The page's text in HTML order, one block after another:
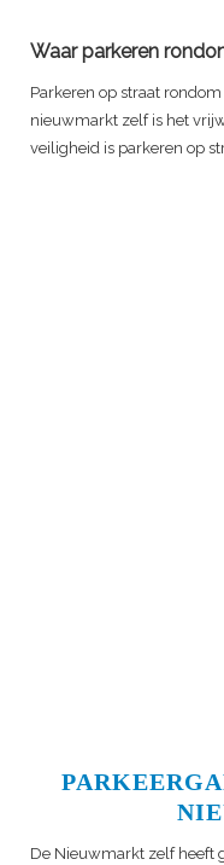
Waar parkeren
Parkeren op straat
nieuwmarkt zelf is het
veiligheid is parkeren op
De Nieuwmarkt zelf heeft